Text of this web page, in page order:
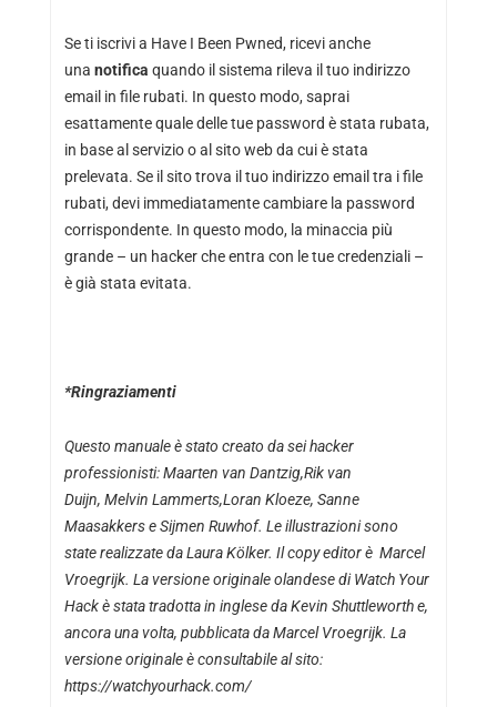
Se ti iscrivi a Have I Been Pwned, ricevi anche
una notifica quando il sistema rileva il tuo indirizzo
email in file rubati. In questo modo, saprai
esattamente quale delle tue password è stata rubata,
in base al servizio o al sito web da cui è stata
prelevata. Se il sito trova il tuo indirizzo email tra i file
rubati, devi immediatamente cambiare la password
corrispondente. In questo modo, la minaccia più
grande – un hacker che entra con le tue credenziali –
è già stata evitata.
*Ringraziamenti
Questo manuale è stato creato da sei hacker
professionisti:Maarten van Dantzig,Rik van
Duijn, Melvin Lammerts,Loran Kloeze, Sanne
MaasakkerseSijmen Ruwhof. Le illustrazioni sono
state realizzate daLaura Kölker. Il copy editor è Marcel
Vroegrijk. La versione originale olandese di Watch Your
Hack è stata tradotta in inglese daKevin Shuttleworthe,
ancora una volta, pubblicata da Marcel Vroegrijk. La
versione originale è consultabile al sito:
https://watchyourhack.com/